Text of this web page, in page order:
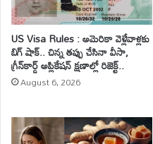
US Visa Rules : అమెరికా వెళ్లేవాళ్లకు
బిగ్ షాక్.. చిన్న తప్పు చేసినా వీసా,
గ్రీన్‌కార్డ్ అప్లికేషన్ క్షణాల్లో రిజెక్ట్..
August 6, 2026